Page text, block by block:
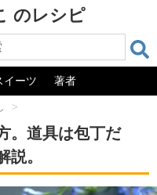
のレシピ
イーツ 著者
>
。道具は包丁だ
説。